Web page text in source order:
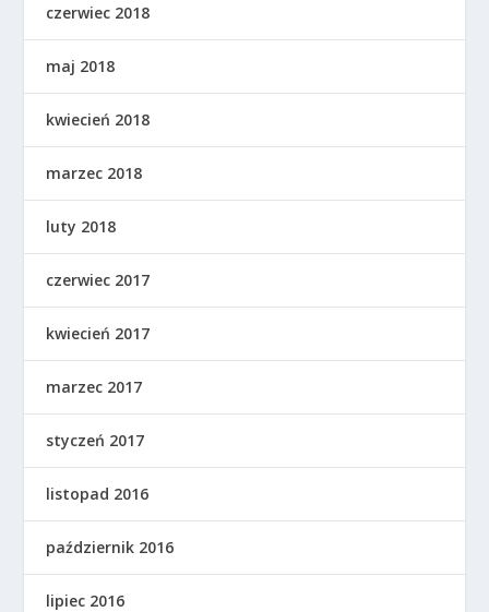
czerwiec 2018
maj 2018
kwiecień 2018
marzec 2018
luty 2018
czerwiec 2017
kwiecień 2017
marzec 2017
styczeń 2017
listopad 2016
październik 2016
lipiec 2016